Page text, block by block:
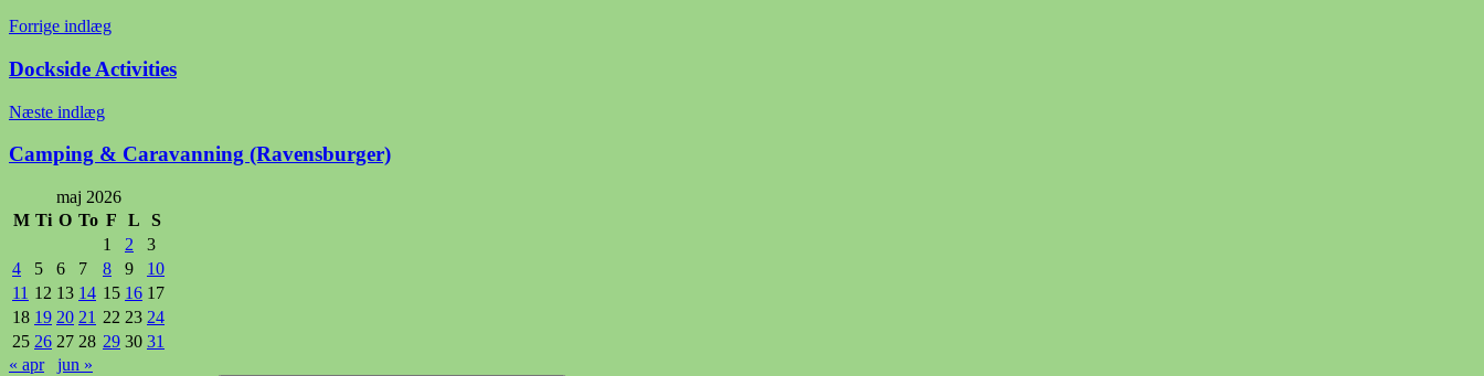
Indlægsnavigation
Forrige indlæg
Dockside Activities
Næste indlæg
Camping & Caravanning (Ravensburger)
maj 2026
M Ti O To F L
S
1
2
3
4
5 6 7 8 9
10
11 12 13 14 15 16 17
18 19 20 21 22 23 24
25 26 27 28 29 30 31
« apr
jun »